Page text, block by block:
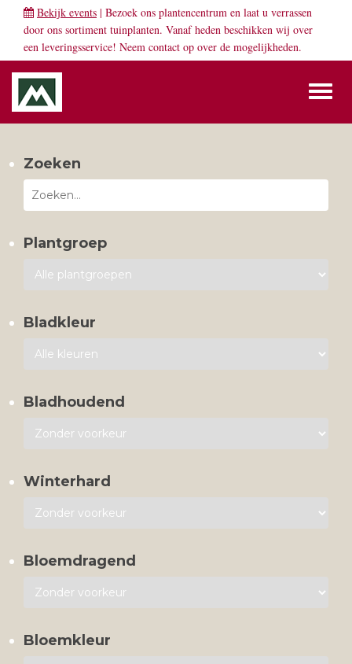
Bekijk events | Bezoek ons plantencentrum en laat u verrassen
door ons sortiment tuinplanten. Vanaf heden beschikken wij over
een leveringsservice! Neem contact op over de mogelijkheden.
Zoeken
Plantgroep
Bladkleur
Bladhoudend
Winterhard
Bloemdragend
Bloemkleur